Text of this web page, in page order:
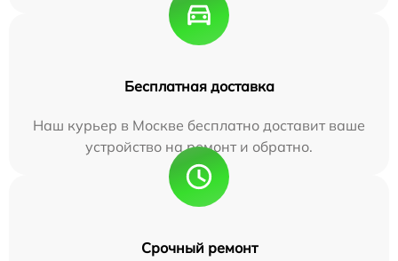
Бесплатная доставка
Наш курьер в Москве бесплатно доставит ваше
устройство на ремонт и обратно.
Срочный ремонт